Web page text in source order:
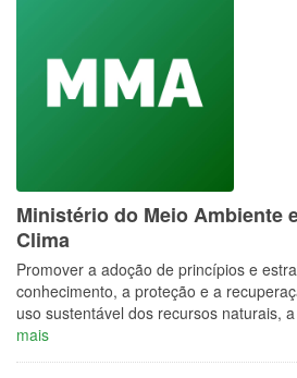
Ministério do Meio Ambiente
Clima
Promover a adoção de princípios e
conhecimento, a proteção e a
uso sustentável dos recursos naturais,
mais